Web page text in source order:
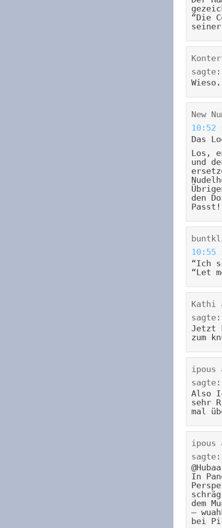
“Die
sagte:
New
10:52
Das
Los,
und
den
Passt!
10:55
“Ich
“Let
Kathi
sagte:
Jetzt
zum
ipous
sagte:
Also
sehr
mal
ipous
sagte:
In
dem
–
bei